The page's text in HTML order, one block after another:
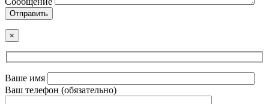
Отправить
×
Ваше имя
Ваш телефон (обязательно)